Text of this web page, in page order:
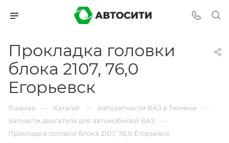
Прокладка головки
блока 2107, 76,0
Егорьевск
Главная — Каталог — Автозапчасти ВАЗ в Тюмени —
Запчасти двигателя для автомобилей ВАЗ —
Прокладка головки блока 2107, 76,0 Егорьевск